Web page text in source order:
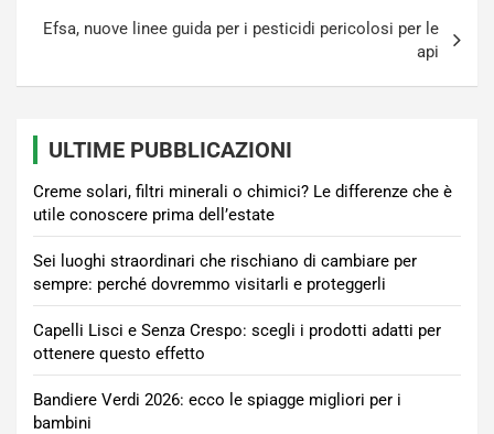
Efsa, nuove linee guida per i pesticidi pericolosi per le
api
ULTIME PUBBLICAZIONI
Creme solari, filtri minerali o chimici? Le differenze che è
utile conoscere prima dell’estate
Sei luoghi straordinari che rischiano di cambiare per
sempre: perché dovremmo visitarli e proteggerli
Capelli Lisci e Senza Crespo: scegli i prodotti adatti per
ottenere questo effetto
Bandiere Verdi 2026: ecco le spiagge migliori per i
bambini